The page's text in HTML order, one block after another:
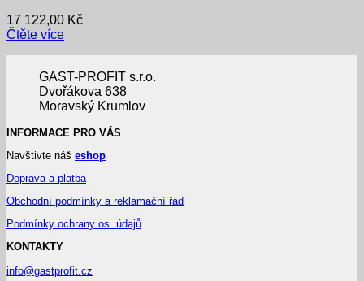
17 122,00 Kč
Čtěte více
GAST-PROFIT s.r.o.
Dvořákova 638
Moravský Krumlov
INFORMACE PRO VÁS
Navštivte náš eshop
Doprava a platba
Obchodní podmínky a reklamační řád
Podmínky ochrany os. údajů
KONTAKTY
info@gastprofit.cz